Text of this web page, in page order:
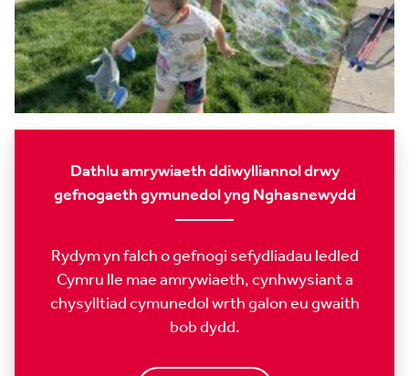
Dathlu amrywiaeth ddiwylliannol drwy
gefnogaeth gymunedol yng Nghasnewydd
Rydym yn falch o gefnogi sefydliadau ledled
Cymru lle mae amrywiaeth, cynhwysiant a
chysylltiad cymunedol wrth galon eu gwaith
bob dydd.